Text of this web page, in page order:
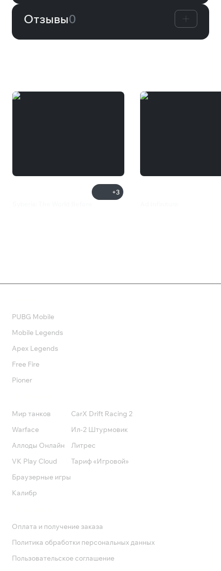
Отзывы0
+3
PUBG Mobile
Mobile Legends
Apex Legends
Free Fire
Pioner
Мир танков
Warface
Аллоды Онлайн
VK Play Cloud
Браузерные игры
Калибр
CarX Drift Racing 2
Ил-2 Штурмовик
Литрес
Тариф «Игровой»
Оплата и получение заказа
Политика обработки персональных данных
Пользовательское соглашение